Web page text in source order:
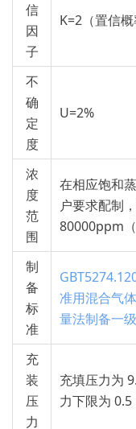
信
因
子
K=2（置信概
不
确
定
度
U=2%
浓
度
范
围
在相应饱和
户要求配制
80000ppm（
制
备
标
准
准用混合气
量法制备一
充
装
压
力
充填压力为
力下限为 0.5